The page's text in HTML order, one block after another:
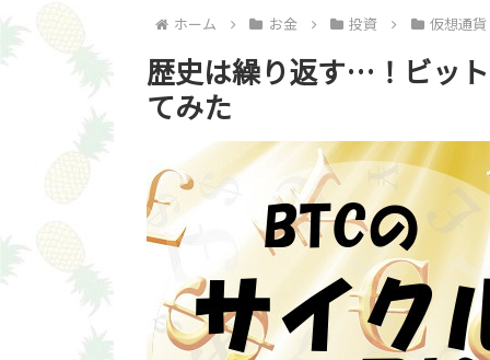
ホーム お金 投資 仮想通貨
歴史は繰り返す…！ビッ
てみた